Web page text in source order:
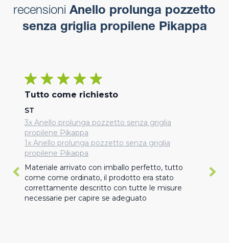
recensioni Anello prolunga pozzetto
senza griglia propilene Pikappa
Tutto come richiesto
ST
3x Anello prolunga pozzetto senza griglia
propilene Pikappa
1x Anello prolunga pozzetto senza griglia
propilene Pikappa
Materiale arrivato con imballo perfetto, tutto
come come ordinato, il prodotto era stato
correttamente descritto con tutte le misure
necessarie per capire se adeguato